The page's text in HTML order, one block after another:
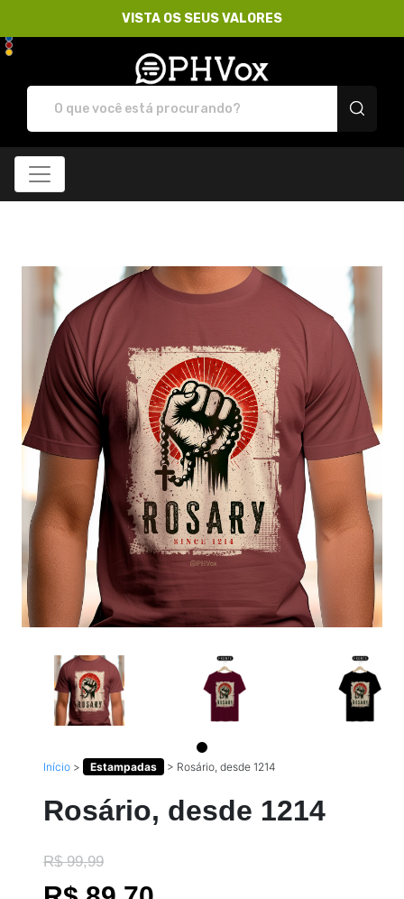
VISTA OS SEUS VALORES
Início > Estampadas > Rosário, desde 1214
Rosário, desde 1214
R$ 99,99